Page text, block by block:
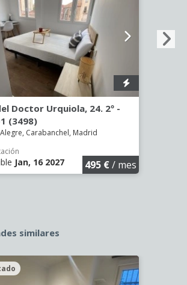
Doctor Urquiola, 24. 2º -
(3498)
Carabanchel, Madrid
Jan, 16 2027 495 €/ mes
similares